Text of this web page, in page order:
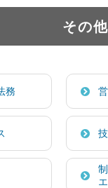
その
務